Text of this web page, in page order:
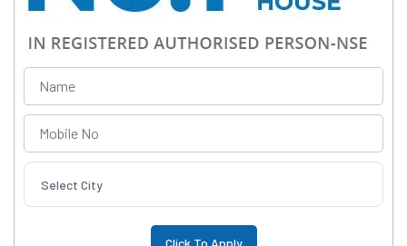
Select City